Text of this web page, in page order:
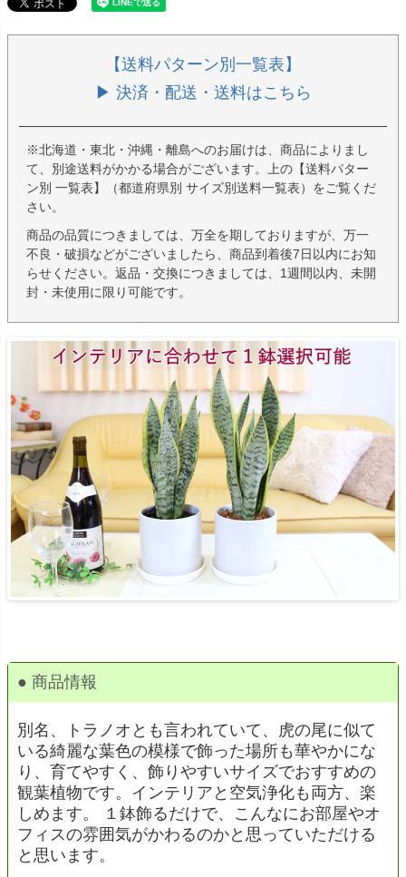
【送料パターン別一覧表】
▶ 決済・配送・送料はこちら
※北海道・東北・沖縄・離島へのお届けは、商品によりまし
て、別途送料がかかる場合がございます。上の【送料パター
ン別 一覧表】（都道府県別 サイズ別送料一覧表）をご覧くだ
さい。
商品の品質につきましては、万全を期しておりますが、万一
不良・破損などがございましたら、商品到着後7日以内にお知
らせください。返品・交換につきましては、1週間以内、未開
封・未使用に限り可能です。
● 商品情報
別名、トラノオとも言われていて、虎の尾に似て
いる綺麗な葉色の模様で飾った場所も華やかにな
り、育てやすく、飾りやすいサイズでおすすめの
観葉植物です。インテリアと空気浄化も両方、楽
しめます。 １鉢飾るだけで、こんなにお部屋やオ
フィスの雰囲気がかわるのかと思っていただける
と思います。